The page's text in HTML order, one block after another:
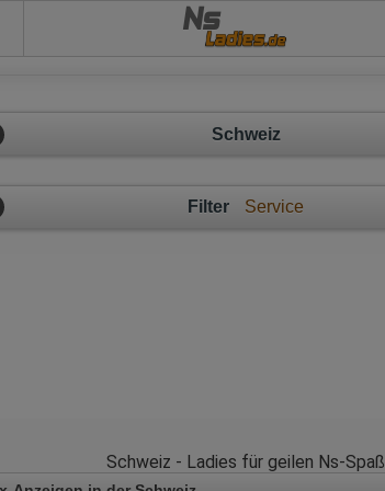
Ns
Schweiz
Filter Service
Schweiz - Ladies für geilen Ns-Spaß